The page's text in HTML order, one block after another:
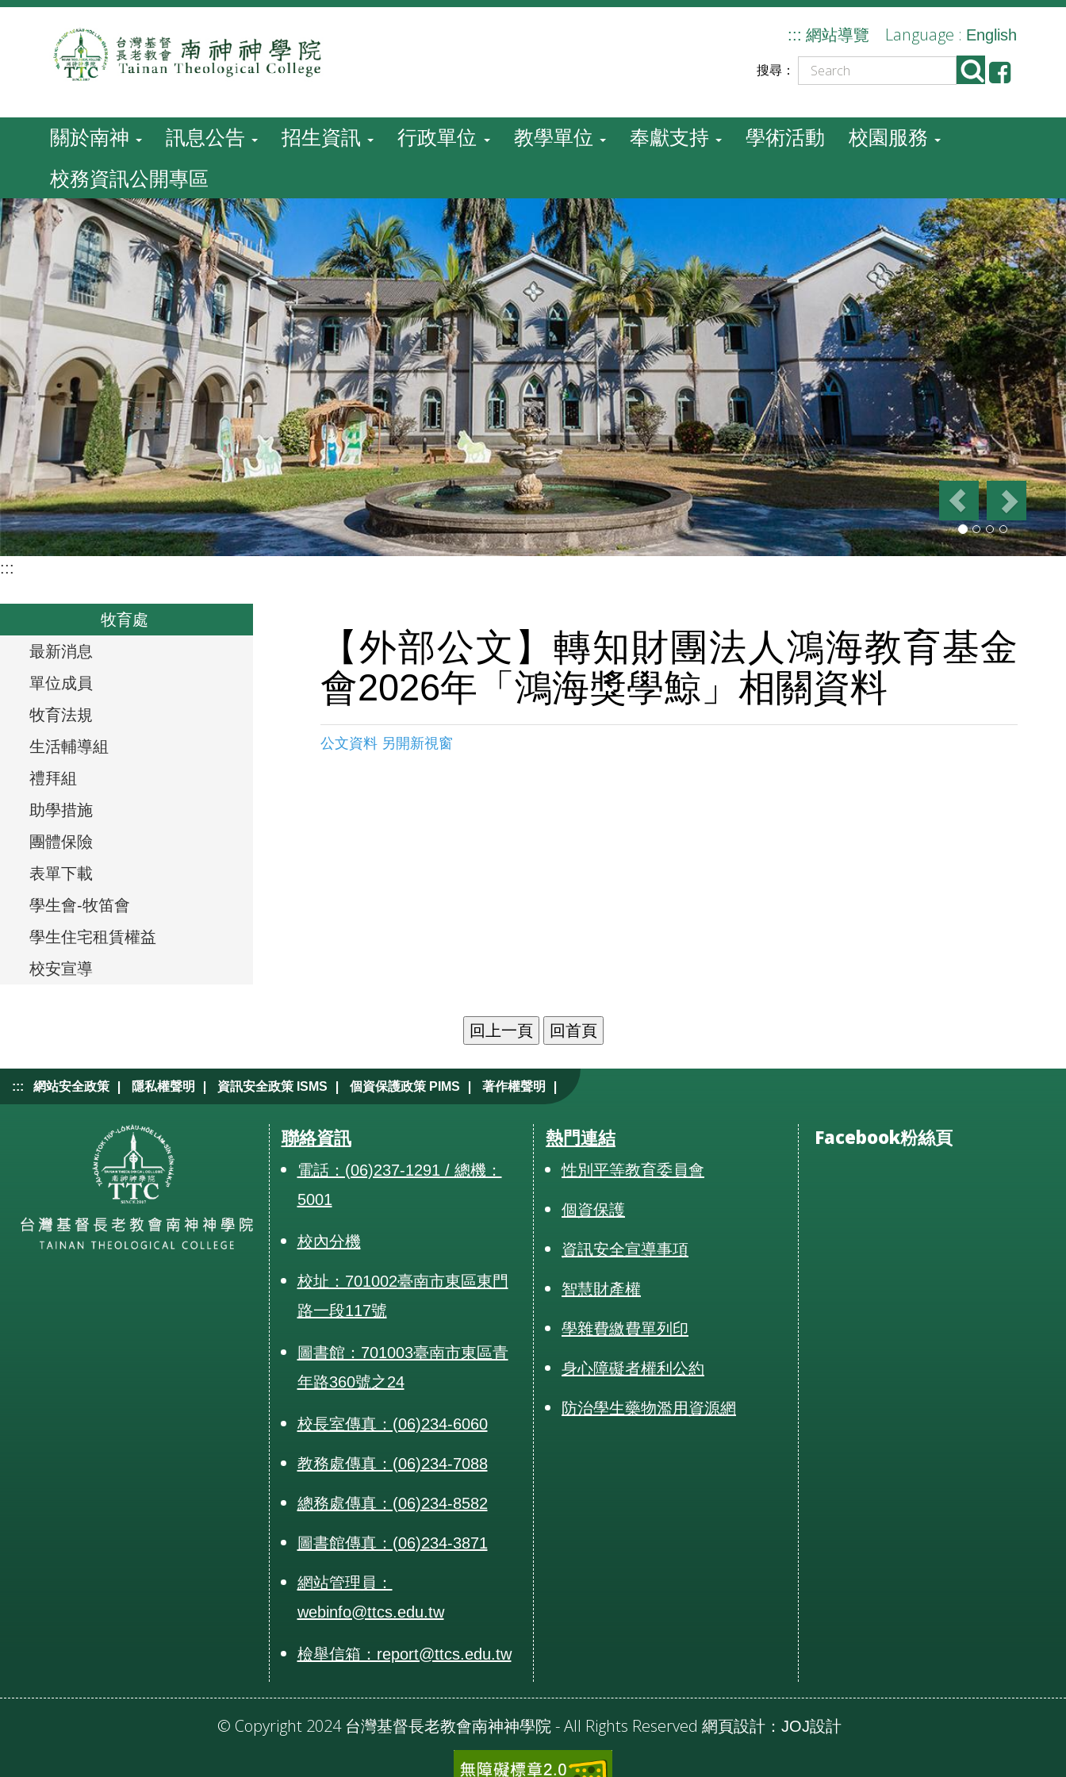
跳
::: 網站導覽 Language : English
搜尋：
關於南神 訊息公告 招生資訊 行政單位 教學單位 奉獻支持 學術活動
校園服務
校務資訊公開專區
P
r
e
v
N
e
x
t
:::
牧育處
T
r
e
e
v
i
e
w
,
最新消息
單位成員
牧育法規
生活輔導組
禮拜組
助學措施
團體保險
表單下載
學生會-牧笛會
學生住宅租賃權益
校安宣導
【外部公文】轉知財團法人鴻海教育基金
會2026年「鴻海獎學鯨」相關資料
公文資料 另開新視窗
::: 網站安全政策 | 隱私權聲明 | 資訊安全政策 ISMS | 個資保護政策 PIMS | 著作權聲明 |
聯絡資訊
電話：(06)237-1291 / 總機：
5001
校內分機
校址：701002臺南市東區東門
路一段117號
圖書館：701003臺南市東區青
年路360號之24
校長室傳真：(06)234-6060
教務處傳真：(06)234-7088
總務處傳真：(06)234-8582
圖書館傳真：(06)234-3871
網站管理員：
webinfo@ttcs.edu.tw
檢舉信箱：report@ttcs.edu.tw
熱門連結
性別平等教育委員會
個資保護
資訊安全宣導事項
智慧財產權
學雜費繳費單列印
身心障礙者權利公約
防治學生藥物濫用資源網
Facebook粉絲頁
© Copyright 2024 台灣基督長老教會南神神學院 - All Rights Reserved 網頁設計： JOJ設計